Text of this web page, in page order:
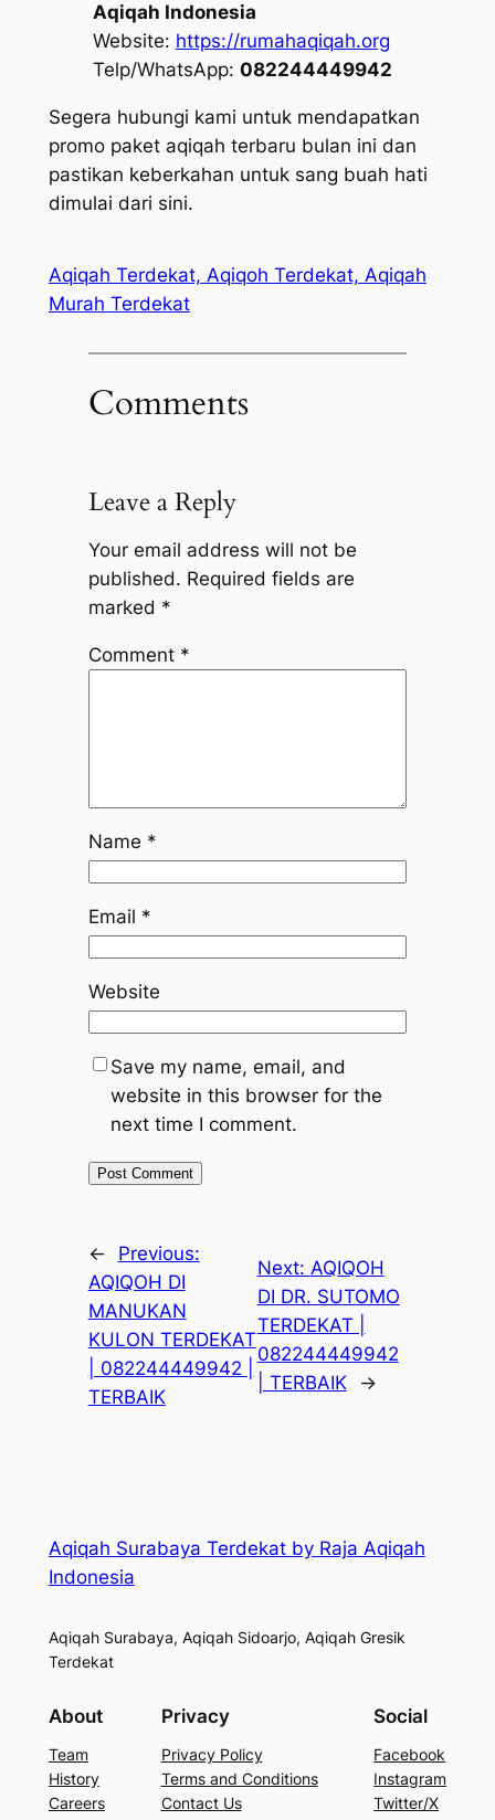
Aqiqah Indonesia
Website: https://rumahaqiqah.org
Telp/WhatsApp: 082244449942
Segera hubungi kami untuk mendapatkan
promo paket aqiqah terbaru bulan ini dan
pastikan keberkahan untuk sang buah hati
dimulai dari sini.
Aqiqah Terdekat, Aqiqoh Terdekat, Aqiqah
Murah Terdekat
Comments
Leave a Reply
Your email address will not be
published. Required fields are
marked *
Comment *
Name *
Email *
Website
Save my name, email, and
website in this browser for the
next time I comment.
←
Previous:
AQIQOH DI
MANUKAN
KULON TERDEKAT
| 082244449942 |
TERBAIK
Next: AQIQOH
DI DR. SUTOMO
TERDEKAT |
082244449942
| TERBAIK
→
Aqiqah Surabaya Terdekat by Raja Aqiqah
Indonesia
Aqiqah Surabaya, Aqiqah Sidoarjo, Aqiqah Gresik
Terdekat
About
Team
History
Careers
Privacy
Privacy Policy
Terms and Conditions
Contact Us
Social
Facebook
Instagram
Twitter/X